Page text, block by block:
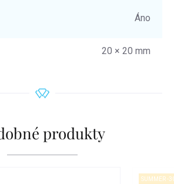
Áno
20 × 20 mm
produkty
SUMMER -